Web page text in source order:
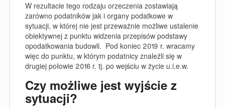
W rezultacie tego rodzaju orzeczenia zostawiają
zarówno podatników jak i organy podatkowe w
sytuacji, w której nie jest przeważnie możliwe ustalenie
obiektywnej z punktu widzenia przepisów podstawy
opodatkowania budowli. Pod koniec 2019 r. wracamy
więc do punktu, w którym podatnicy znaleźli się w
drugiej połowie 2016 r. tj. po wejściu w życie u.i.e.w.
Czy możliwe jest wyjście z
sytuacji?